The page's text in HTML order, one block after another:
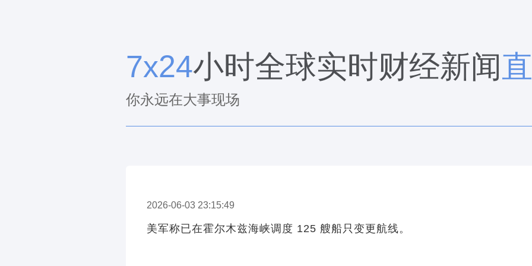
7x24小时全球实时财经新闻
你永远在大事现场
2026-06-03 23:15:49
美军称已在霍尔木兹海峡调度 125 艘船只变更航线。